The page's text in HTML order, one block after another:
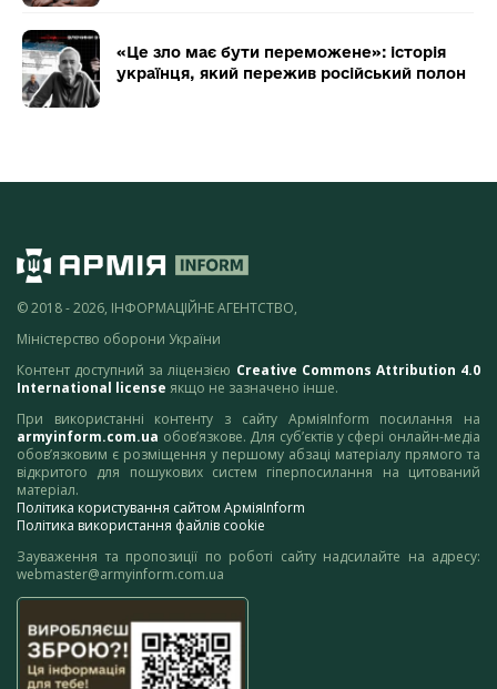
«Це зло має бути переможене»: історія
українця, який пережив російський полон
© 2018 - 2026, ІНФОРМАЦІЙНЕ АГЕНТСТВО,
Міністерство оборони України
Контент доступний за ліцензією Creative Commons Attribution 4.0
International license якщо не зазначено інше.
При використанні контенту з сайту АрміяInform посилання на
armyinform.com.ua обов’язкове. Для суб’єктів у сфері онлайн-медіа
обов’язковим є розміщення у першому абзаці матеріалу прямого та
відкритого для пошукових систем гіперпосилання на цитований
матеріал.
Політика користування сайтом АрміяInform
Політика використання файлів cookie
Зауваження та пропозиції по роботі сайту надсилайте на адресу:
webmaster@armyinform.com.ua